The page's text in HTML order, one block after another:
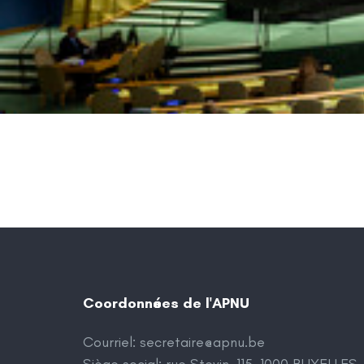
Coordonnées de l'APNU
Courriel: secretaire@apnu.be